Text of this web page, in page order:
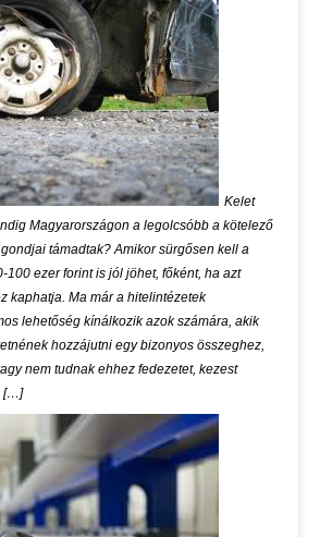
Kelet
Magyarországon a legolcsóbb a kötelező
támadtak? Amikor sürgősen kell a
100 ezer forint is jól jöhet, főként, ha azt
kaphatja. Ma már a hitelintézetek
lehetőség kínálkozik azok számára, akik
hozzájutni egy bizonyos összeghez,
nem tudnak ehhez fedezetet, kezest
[…]